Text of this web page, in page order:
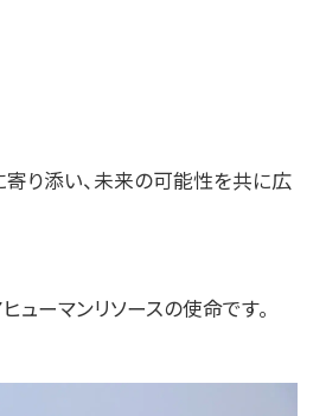
寄り添い、未来の可能性を共に広
ューマンリソースの使命です。